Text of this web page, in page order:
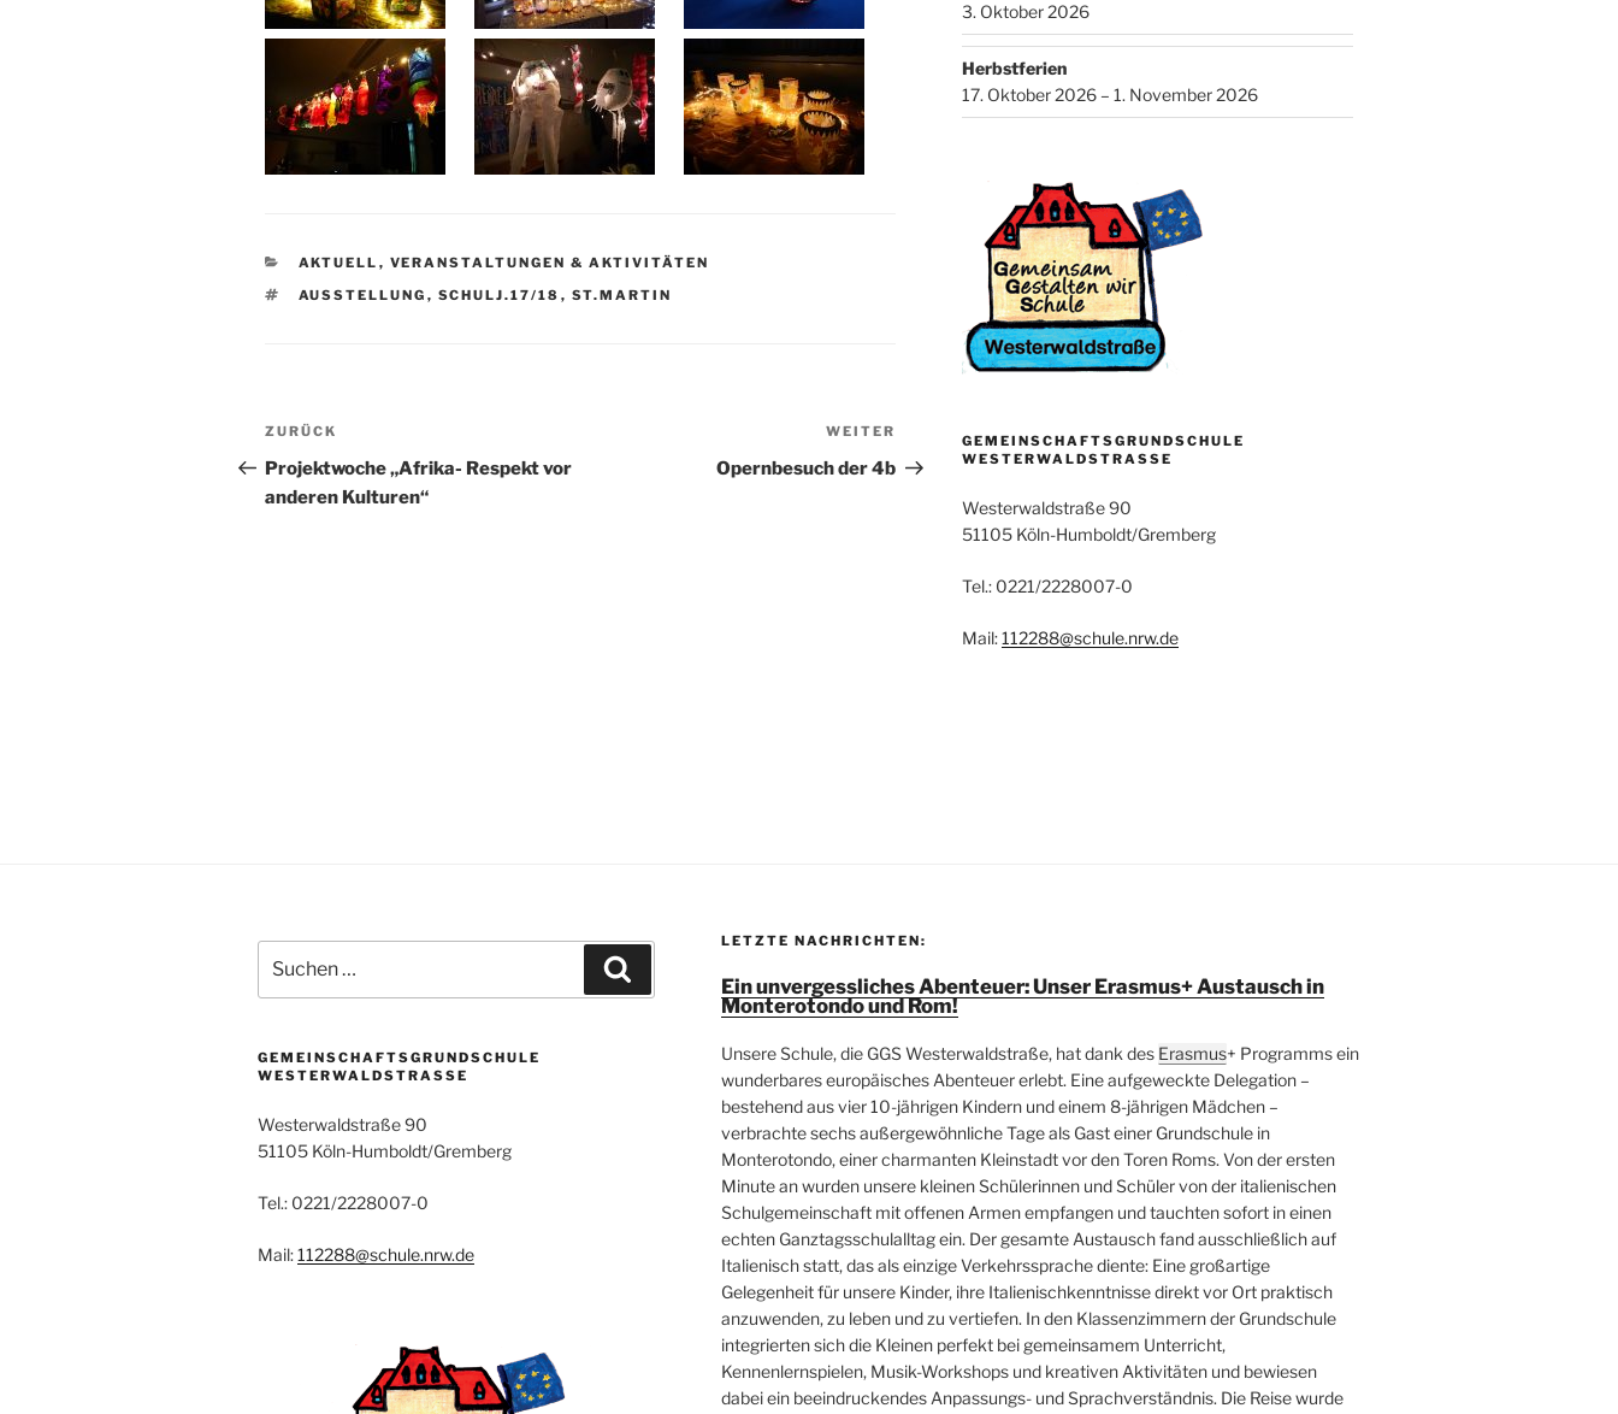
KATEGORIEN
AKTUELL , VERANSTALTUNGEN & AKTIVITÄTEN
SCHLAGWÖRTER
AUSSTELLUNG , SCHULJ.17/18 , ST.MARTIN
Beitragsnavigation
Vorheriger
Beitrag
ZURÜCK
Projektwoche „Afrika- Respekt vor
anderen Kulturen“
Nächster
Beitrag
WEITER
Opernbesuch der 4b
3. Oktober 2026
Herbstferien
17. Oktober 2026 – 1. November 2026
GEMEINSCHAFTSGRUNDSCHULE
WESTERWALDSTRASSE
Westerwaldstraße 90
51105 Köln-Humboldt/Gremberg
Tel.: 0221/2228007-0
Mail:112288@schule.nrw.de
nach:
GEMEINSCHAFTSGRUNDSCHULE
WESTERWALDSTRASSE
Westerwaldstraße 90
51105 Köln-Humboldt/Gremberg
Tel.: 0221/2228007-0
Mail:112288@schule.nrw.de
LETZTE NACHRICHTEN:
Ein unvergessliches Abenteuer: Unser Erasmus+ Austausch in
Monterotondo und Rom!
Unsere Schule, die GGS Westerwaldstraße, hat dank des Erasmus+ Programms ein
wunderbares europäisches Abenteuer erlebt. Eine aufgeweckte Delegation –
bestehend aus vier 10-jährigen Kindern und einem 8-jährigen Mädchen –
verbrachte sechs außergewöhnliche Tage als Gast einer Grundschule in
Monterotondo, einer charmanten Kleinstadt vor den Toren Roms. Von der ersten
Minute an wurden unsere kleinen Schülerinnen und Schüler von der italienischen
Schulgemeinschaft mit offenen Armen empfangen und tauchten sofort in einen
echten Ganztagsschulalltag ein. Der gesamte Austausch fand ausschließlich auf
Italienisch statt, das als einzige Verkehrssprache diente: Eine großartige
Gelegenheit für unsere Kinder, ihre Italienischkenntnisse direkt vor Ort praktisch
anzuwenden, zu leben und zu vertiefen. In den Klassenzimmern der Grundschule
integrierten sich die Kleinen perfekt bei gemeinsamem Unterricht,
Kennenlernspielen, Musik-Workshops und kreativen Aktivitäten und bewiesen
dabei ein beeindruckendes Anpassungs- und Sprachverständnis. Die Reise wurde